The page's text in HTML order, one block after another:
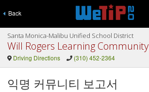
Back
Santa Monica-Malibu Unified School District
Will Rogers Learning Community
Driving Directions (310) 452-2364
익명 커뮤니티 보고서